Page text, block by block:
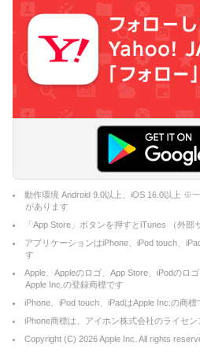
動作環境 Android 9.0以上、iOS 16.0以上 ※
があります
「App Store」ボタンを押すとiTunes （外部
アプリケーションはiPhone、iPod touch、
す
Apple、Appleのロゴ、App Store、iPodのロ
Apple Inc.の登録商標です
iPhone、iPod touch、iPadはApple Inc.の商標
iPhone商標は、アイホン株式会社のライセ
Copyright (C) 2026Apple Inc. All rights